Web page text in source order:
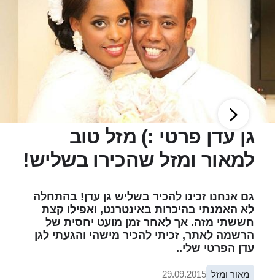
גן עדן פרטי :) מזל טוב
למאור ומזל שהכירו בשליש!
גם אנחנו זכינו להכיר בשליש גן עדן! בהתחלה
לא האמנתי בהיכרות באינטרנט, ואפילו קצת
חששתי מזה. אך לאחר זמן מועט יחסית של
הרשמה לאתר, זכיתי להכיר מישהי והגעתי לגן
עדן הפרטי שלי..
מאור ומזל 29.09.2015